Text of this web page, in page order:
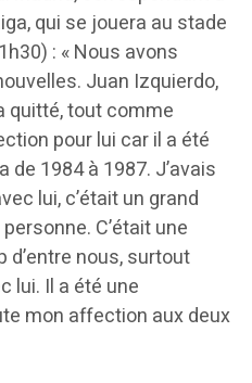
qui se jouera au stade
: « Nous avons
Juan Izquierdo,
quitté, tout comme
pour lui car il a été
de 1984 à 1987. J’avais
lui, c’était un grand
C’était une
nous, surtout
lui. Il a été une
mon affection aux deux